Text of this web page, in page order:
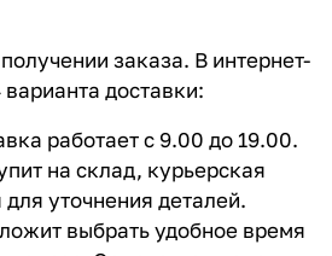
заказа. В интернет-
доставки:
работает с 9.00 до 19.00.
на склад, курьерская
уточнения деталей.
выбрать удобное время